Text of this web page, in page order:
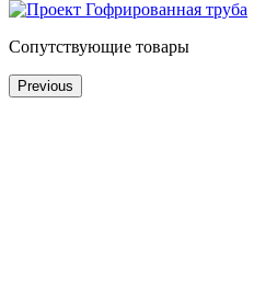
Сопутствующие товары
Previous